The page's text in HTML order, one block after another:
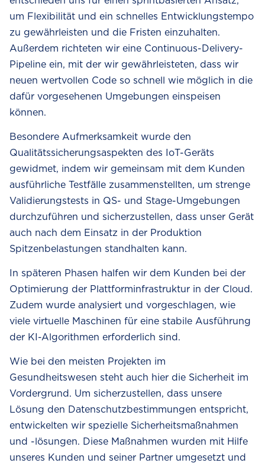
Your privacy is our core value
As well as continuous improvement of your experience
with our website. To ensure you're getting the most
gather and analyze cookies.
By clicking 'Accept cookies,' you accept our Privacy
Policy and consent to the use of cookies on our website.
To learn more about which cookies we use and why,
please check out our Cookie PolicyandPrivacy Policy
Show details
Allow all
um Flexibilität und ein schnelles Entwicklungstempo
zu gewährleisten und die Fristen einzuhalten.
Außerdem richteten wir eine Continuous-Delivery-
Pipeline ein, mit der wir gewährleisteten, dass wir
neuen wertvollen Code so schnell wie möglich in die
dafür vorgesehenen Umgebungen einspeisen
können.
Besondere Aufmerksamkeit wurde den
Qualitätssicherungsaspekten des IoT-Geräts
gewidmet, indem wir gemeinsam mit dem Kunden
ausführliche Testfälle zusammenstellten, um strenge
Validierungstests in QS- und Stage-Umgebungen
durchzuführen und sicherzustellen, dass unser Gerät
auch nach dem Einsatz in der Produktion
Spitzenbelastungen standhalten kann.
In späteren Phasen halfen wir dem Kunden bei der
Optimierung der Plattforminfrastruktur in der Cloud.
Zudem wurde analysiert und vorgeschlagen, wie
viele virtuelle Maschinen für eine stabile Ausführung
der KI-Algorithmen erforderlich sind.
Wie bei den meisten Projekten im
Gesundheitswesen steht auch hier die Sicherheit im
Vordergrund. Um sicherzustellen, dass unsere
Lösung den Datenschutzbestimmungen entspricht,
entwickelten wir spezielle Sicherheitsmaßnahmen
und -lösungen. Diese Maßnahmen wurden mit Hilfe
unseres Kunden und seiner Partner umgesetzt und